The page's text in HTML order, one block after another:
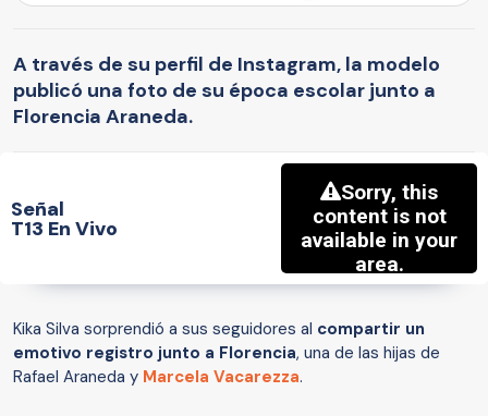
A través de su perfil de Instagram, la modelo
publicó una foto de su época escolar junto a
Florencia Araneda.
Señal
T13 En Vivo
Kika Silva sorprendió a sus seguidores al compartir un
emotivo registro junto a Florencia, una de las hijas de
Rafael Araneda y Marcela Vacarezza.